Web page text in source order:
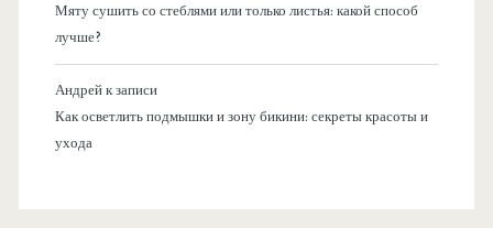
Мяту сушить со стеблями или только листья: какой способ
лучше?
Андрейк записи
Как осветлить подмышки и зону бикини: секреты красоты и
ухода